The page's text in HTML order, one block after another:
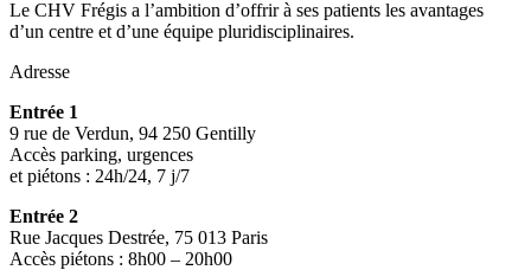
Le CHV Frégis a l’ambition d’offrir à ses patients les avantages
d’un centre et d’une équipe pluridisciplinaires.
Adresse
Entrée 1
9 rue de Verdun, 94 250 Gentilly
Accès parking, urgences
et piétons : 24h/24, 7 j/7
Entrée 2
Rue Jacques Destrée, 75 013 Paris
Accès piétons : 8h00 – 20h00